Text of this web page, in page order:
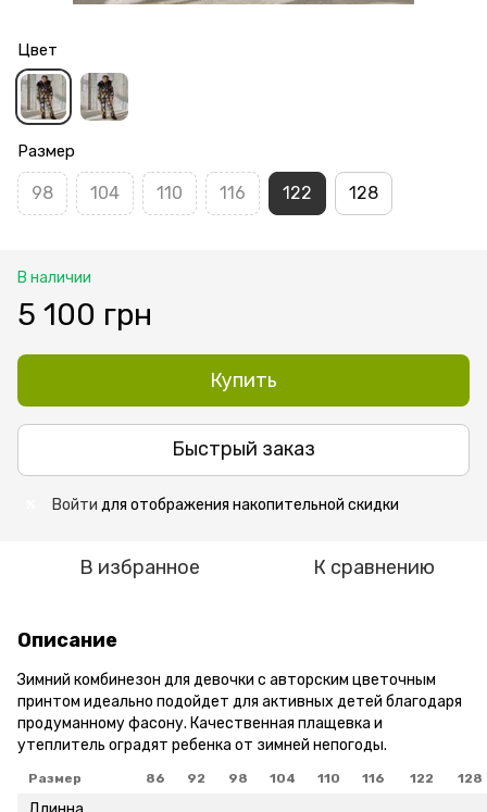
Цвет
Размер
98 104 110 116 122 128
В наличии
5 100 грн
Купить
Быстрый заказ
Войти для отображения накопительной скидки
В избранное К сравнению
Описание
Зимний комбинезон для девочки с авторским цветочным
принтом идеально подойдет для активных детей благодаря
продуманному фасону. Качественная плащевка и
утеплитель оградят ребенка от зимней непогоды.
Размер 86 92 98 104 110 116 122 128